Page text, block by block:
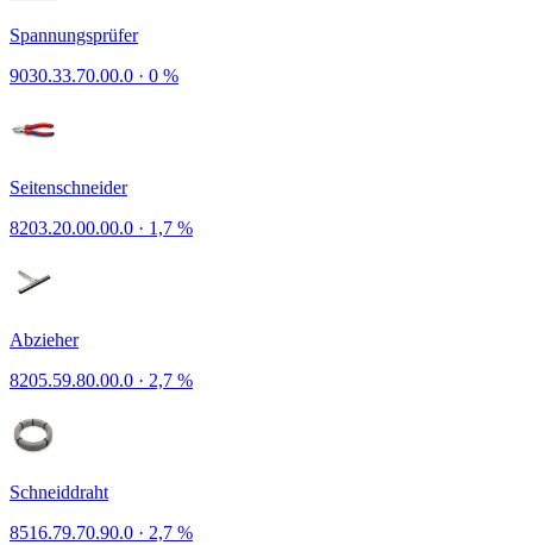
Spannungsprüfer
9030.33.70.00.0 · 0 %
Seitenschneider
8203.20.00.00.0 · 1,7 %
Abzieher
8205.59.80.00.0 · 2,7 %
Schneiddraht
8516.79.70.90.0 · 2,7 %